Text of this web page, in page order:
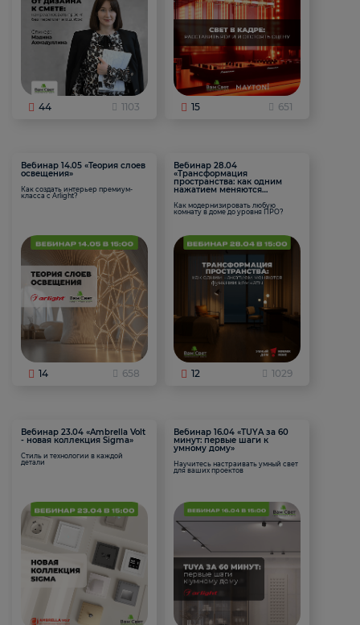
44 1103 15 651
Вебинар 14.05 «Теория слоев
освещения»
Как создать интерьер премиум-
класса с Arlight?
14 658
Вебинар 28.04
«Трансформация
пространства: как одним
нажатием меняются
Как модернизировать любую
комнату в доме до уровня ПРО?
12 1029
Вебинар 23.04 «Ambrella Volt
- новая коллекция Sigma»
Стиль и технологии в каждой
детали
Вебинар 16.04 «TUYA за 60
минут: первые шаги к
умному дому»
Научитесь настраивать умный свет
для ваших проектов